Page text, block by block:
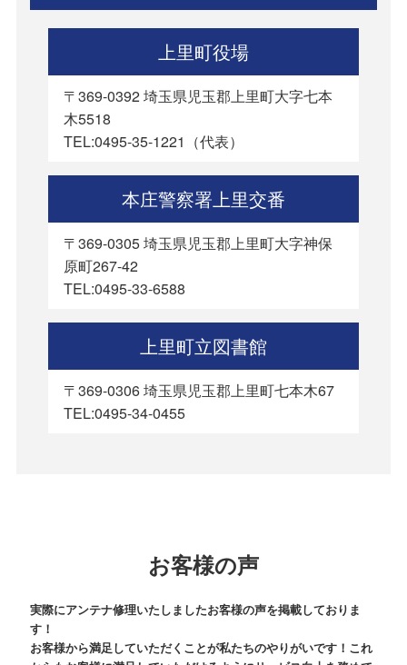
上里町役場
〒369-0392 埼玉県児玉郡上里町大字七本
木5518
TEL:0495-35-1221（代表）
本庄警察署上里交番
〒369-0305 埼玉県児玉郡上里町大字神保
原町267-42
TEL:0495-33-6588
上里町立図書館
〒369-0306 埼玉県児玉郡上里町七本木67
TEL:0495-34-0455
お客様の声
実際にアンテナ修理いたしましたお客様の声を掲載しておりま
す！
お客様から満足していただくことが私たちのやりがいです！これ